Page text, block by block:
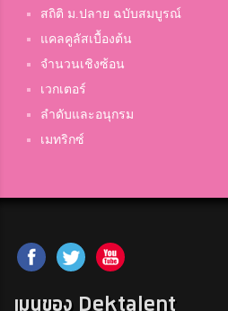
สถิติ ม.ปลาย ฉบับสมบูรณ์
แคลคูลัสเบื้องต้น
จำนวนเชิงซ้อน
เวกเตอร์
ลำดับและอนุกรม
เมทริกซ์